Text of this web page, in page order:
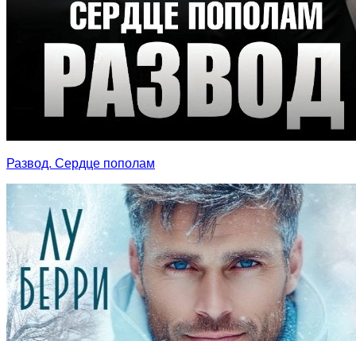
Развод. Сердце пополам